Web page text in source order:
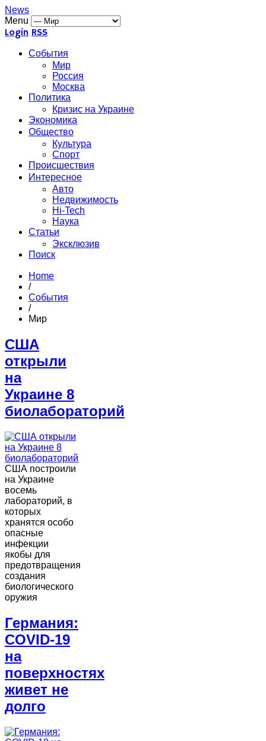
News
Menu
Login RSS
События
Мир
Россия
Москва
Политика
Кризис на Украине
Экономика
Общество
Культура
Спорт
Происшествия
Интересное
Авто
Недвижимость
Hi-Tech
Наука
Статьи
Эксклюзив
Поиск
Home
/
События
/
Мир
США
открыли
на
Украине 8
биолабораторий
США построили
на Украине
восемь
лабораторий, в
которых
хранятся особо
опасные
инфекции
якобы для
предотвращения
создания
биологического
оружия
Германия:
COVID-19
на
поверхностях
живет не
долго